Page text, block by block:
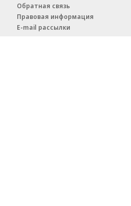
Обратная связь
Правовая информация
E-mail рассылки